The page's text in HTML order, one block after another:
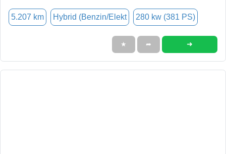
5.207 km Hybrid (Benzin/Elekt 280 kw (381 PS)
★ ➦ ➜